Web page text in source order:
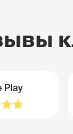
Play